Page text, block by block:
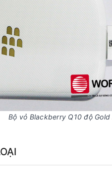
Bộ vỏ Blackberry Q10 độ